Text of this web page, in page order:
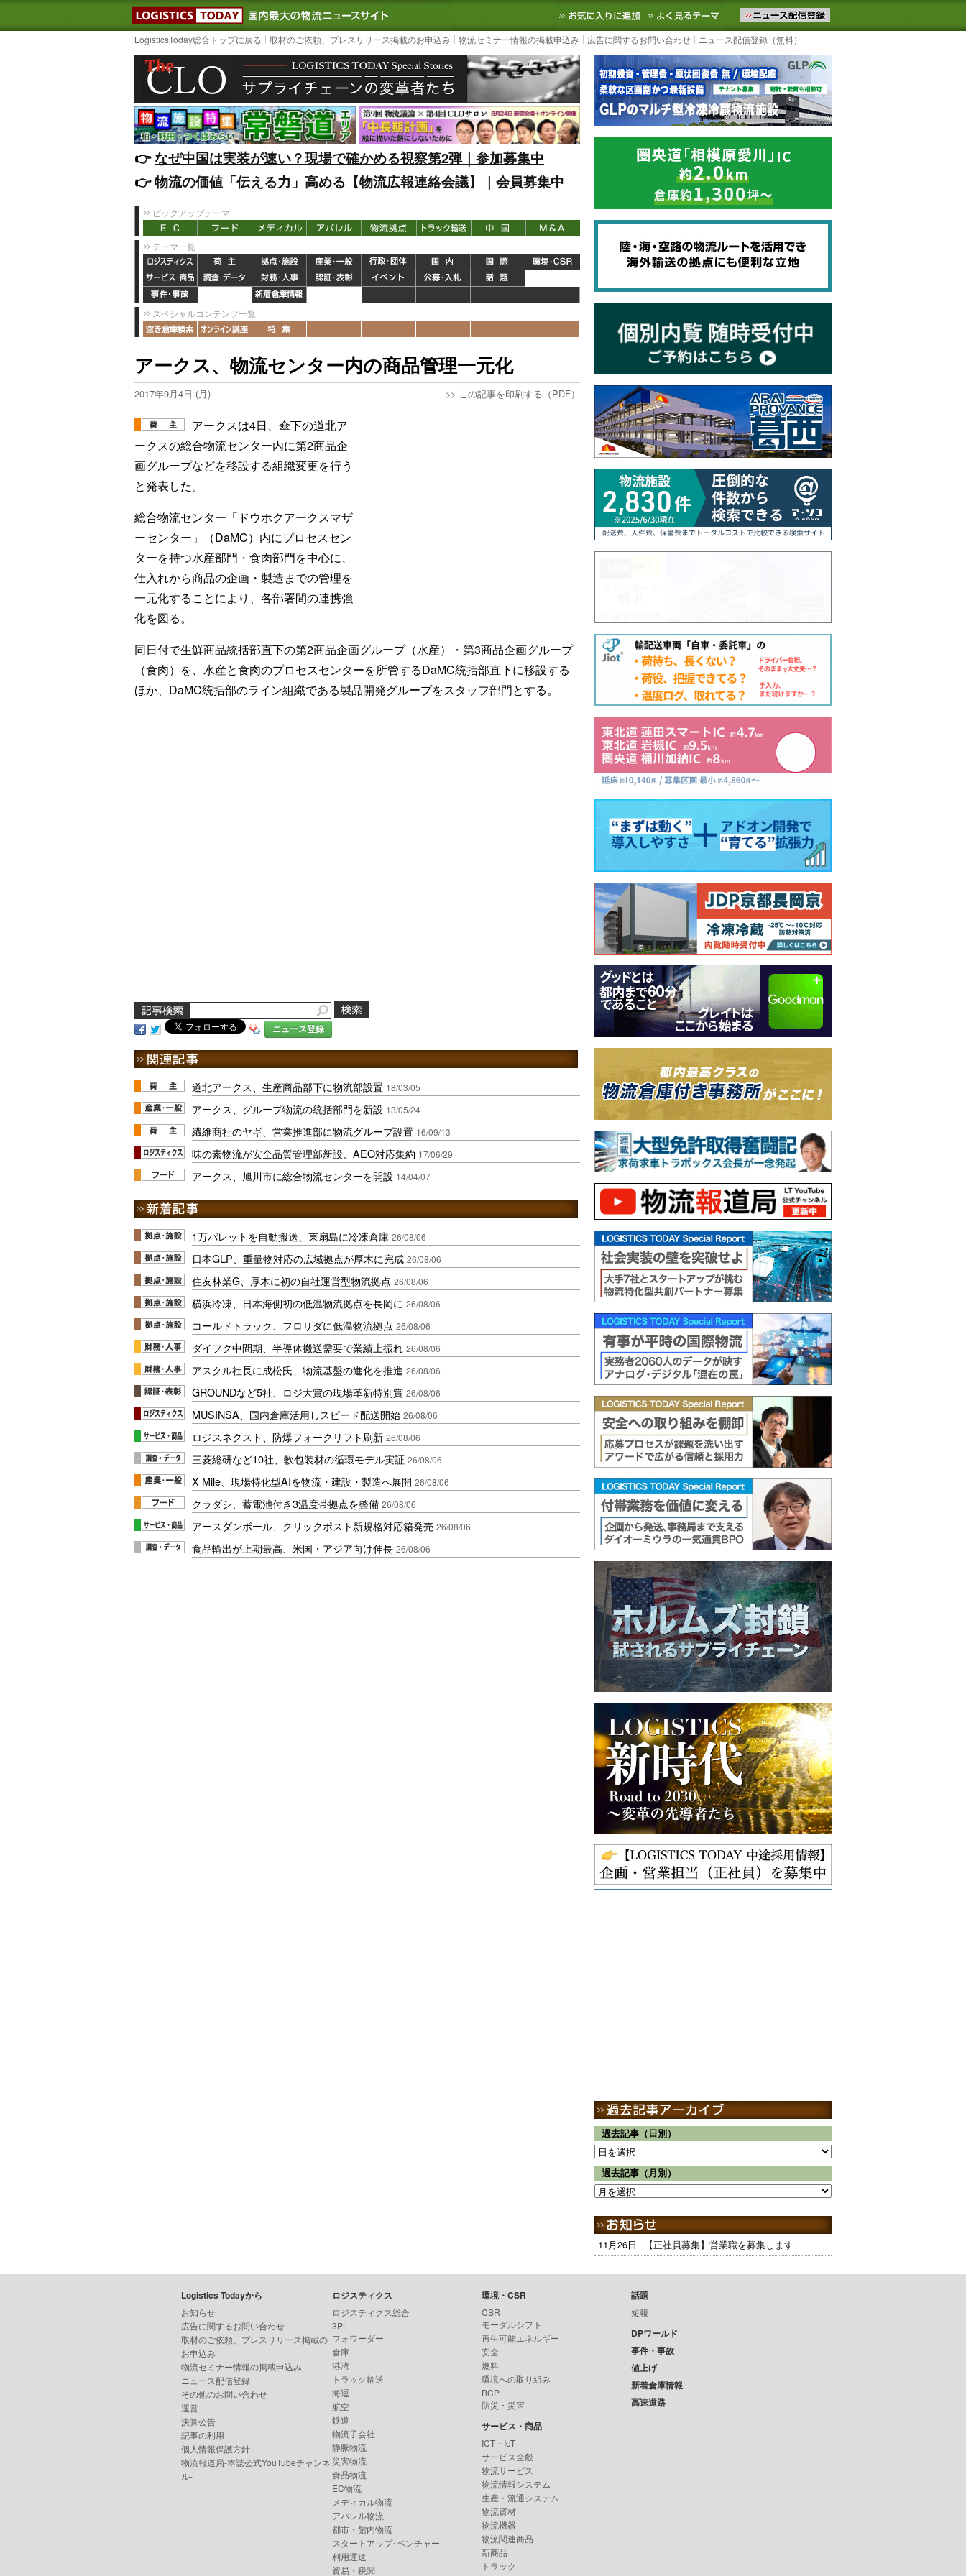
LOGISTICS TODAY｜国内最大の物流ニュースサイト3PL, SCMなど国内外の最新の物流ニュースをお届けします。物流ニュースメール配信を登録す
お気に入りに追加 よく見るテーマ
LogisticsToday総合トップに戻る 取材のご依頼、プレスリリース掲載のお申込み 物流セミナー情報の掲載申込み 広告に関するお問い合わせ ニュース配信登録（無料）
👉️なぜ中国は実装が速い？現場で確かめる視察第2弾｜参加募集中
👉️物流の価値「伝える力」高める【物流広報連絡会議】｜会員募集中
ピックアップテーマ
テーマ一覧
スペシャルコンテンツ一覧
アークス、物流センター内の商品管理一元化
2017年9月4日 (月) >> この記事を印刷する（PDF）
アークスは4日、傘下の道北ア
ークスの総合物流センター内に第2商品企
画グループなどを移設する組織変更を行う
と発表した。
総合物流センター「ドウホクアークスマザ
ーセンター」（DaMC）内にプロセスセン
ターを持つ水産部門・食肉部門を中心に、
仕入れから商品の企画・製造までの管理を
一元化することにより、各部署間の連携強
化を図る。
同日付で生鮮商品統括部直下の第2商品企画グループ（水産）・第3商品企画グループ
（食肉）を、水産と食肉のプロセスセンターを所管するDaMC統括部直下に移設する
ほか、DaMC統括部のライン組織である製品開発グループをスタッフ部門とする。
ニュース登録
道北アークス、生産商品部下に物流部設置 18/03/05
アークス、グループ物流の統括部門を新設 13/05/24
繊維商社のヤギ、営業推進部に物流グループ設置 16/09/13
味の素物流が安全品質管理部新設、AEO対応集約 17/06/29
アークス、旭川市に総合物流センターを開設 14/04/07
1万パレットを自動搬送、東扇島に冷凍倉庫 26/08/06
日本GLP、重量物対応の広域拠点が厚木に完成 26/08/06
住友林業G、厚木に初の自社運営型物流拠点 26/08/06
横浜冷凍、日本海側初の低温物流拠点を長岡に 26/08/06
コールドトラック、フロリダに低温物流拠点 26/08/06
ダイフク中間期、半導体搬送需要で業績上振れ 26/08/06
アスクル社長に成松氏、物流基盤の進化を推進 26/08/06
GROUNDなど5社、ロジ大賞の現場革新特別賞 26/08/06
MUSINSA、国内倉庫活用しスピード配送開始 26/08/06
ロジスネクスト、防爆フォークリフト刷新 26/08/06
三菱総研など10社、軟包装材の循環モデル実証 26/08/06
X Mile、現場特化型AIを物流・建設・製造へ展開 26/08/06
クラダシ、蓄電池付き3温度帯拠点を整備 26/08/06
アースダンボール、クリックポスト新規格対応箱発売 26/08/06
食品輸出が上期最高、米国・アジア向け伸長 26/08/06
過去記事（日別）
過去記事（月別）
11月26日 【正社員募集】営業職を募集します
Logistics Todayから
お知らせ
広告に関するお問い合わせ
取材のご依頼、プレスリリース掲載の
お申込み
物流セミナー情報の掲載申込み
ニュース配信登録
その他のお問い合わせ
運営
決算公告
記事の利用
個人情報保護方針
物流報道局-本誌公式YouTubeチャンネ
ル-
ロジスティクス
ロジスティクス総合
3PL
フォワーダー
倉庫
港湾
トラック輸送
海運
航空
鉄道
物流子会社
静脈物流
災害物流
食品物流
EC物流
メディカル物流
アパレル物流
都市・館内物流
スタートアップ･ベンチャー
利用運送
貿易・税関
環境・CSR
CSR
モーダルシフト
再生可能エネルギー
安全
燃料
環境への取り組み
BCP
防災・災害
サービス・商品
ICT・IoT
サービス全般
物流サービス
物流情報システム
生産・流通システム
物流資材
物流機器
物流関連商品
新商品
トラック
話題
短報
DPワールド
事件・事故
値上げ
新着倉庫情報
高速道路